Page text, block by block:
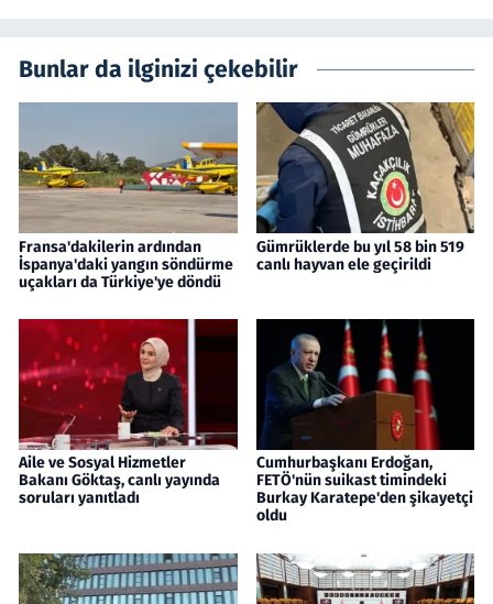
Bunlar da ilginizi çekebilir
Fransa'dakilerin ardından
İspanya'daki yangın söndürme
uçakları da Türkiye'ye döndü
Gümrüklerde bu yıl 58 bin 519
canlı hayvan ele geçirildi
Aile ve Sosyal Hizmetler
Bakanı Göktaş, canlı yayında
soruları yanıtladı
Cumhurbaşkanı Erdoğan,
FETÖ'nün suikast timindeki
Burkay Karatepe'den şikayetçi
oldu